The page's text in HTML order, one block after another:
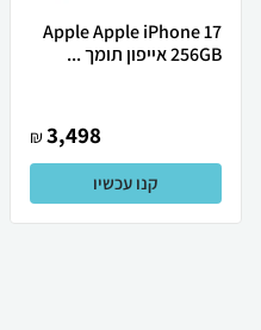
Apple Apple iPhone 17
256GB אייפון תומך ...
3,498
₪
קנו עכשיו